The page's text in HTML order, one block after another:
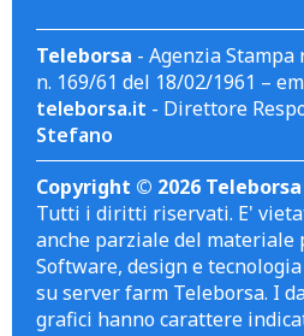
Teleborsa - Agenzia
n. 169/61 del 18/02/1961 –
teleborsa.it - Direttore
Stefano
Copyright © 2026 Teleborsa
Tutti i diritti riservati. E'
anche parziale del materiale
Software, design e
su server farm Teleborsa. I
grafici hanno carattere